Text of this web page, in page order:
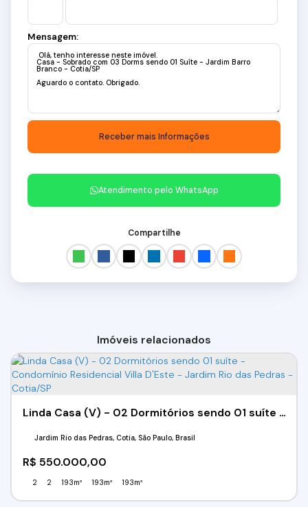
Mensagem:
Atendimento pelo WhatsApp
Compartilhe
Imóveis relacionados
Linda Casa (V) - 02 Dormitórios sendo 01 suíte - Condomínio Residencial Villa D'Este - Jardim Rio das Pedras - Cotia/SP
R$ 550.000,00
Jardim Rio das Pedras, Cotia, São Paulo, Brasil
2 2 193m² 193m² 193m²